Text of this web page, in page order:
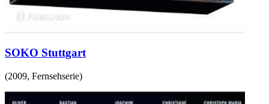
SOKO Stuttgart
(2009, Fernsehserie)